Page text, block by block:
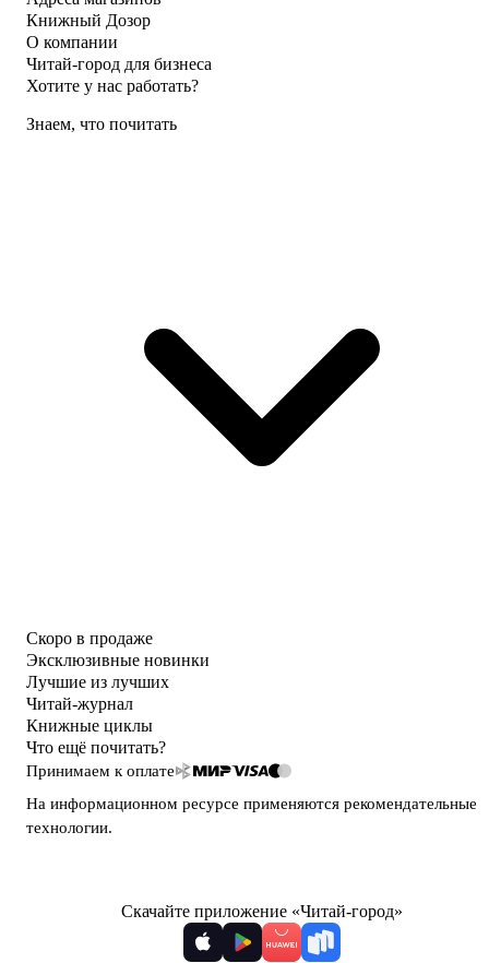
Книжный Дозор
О компании
Читай-город для бизнеса
Хотите у нас работать?
Знаем, что почитать
Скоро в продаже
Эксклюзивные новинки
Лучшие из лучших
Читай-журнал
Книжные циклы
Что ещё почитать?
Принимаем к оплате
На информационном ресурсе применяются рекомендательные
технологии.
Скачайте приложение «Читай-город»